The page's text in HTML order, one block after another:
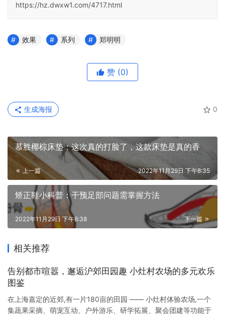
https://hz.dwxw1.com/4717.html
效果 系列 郑明明
赞 (0)
0
生成海报
慕胜椰棕床垫：这次真的打脸了，这款床垫是真的香
上一篇 2022年11月29日 下午8:35
矫正鞋小科普：干预足部问题需掌握方法
下一篇
2022年11月29日 下午8:38
相关推荐
告别都市喧嚣，邂逅沪郊田园趣 小灶村农场的多元欢乐
图鉴
在上海嘉定的近郊,有一片180亩的田园 —— 小灶村体验农场,一个
集蔬果采摘、萌宠互动、户外游乐、研学拓展、聚会团建等功能于